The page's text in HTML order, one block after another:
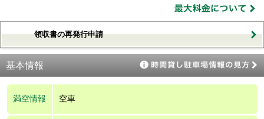
領収書の再発行申請
基本情報
満空情報 空車